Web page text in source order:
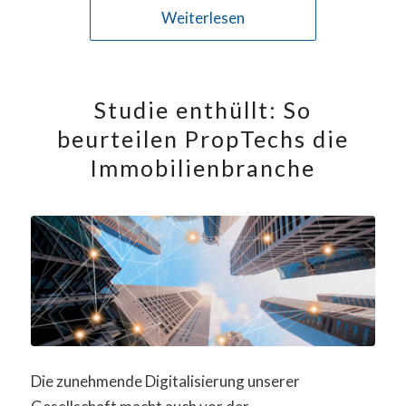
Weiterlesen
Studie enthüllt: So
beurteilen PropTechs die
Immobilienbranche
Die zunehmende Digitalisierung unserer